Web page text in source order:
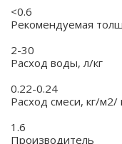
<0.6
Рекомендуемая
2-30
Расход воды, л/кг
0.22-0.24
Расход смеси, кг/м2/
1.6
Производитель